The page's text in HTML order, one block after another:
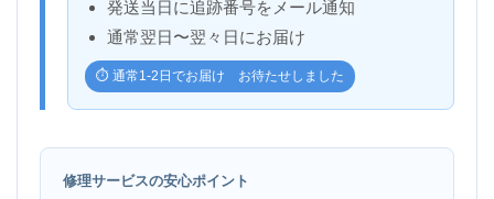
発送当日に追跡番号をメール通知
通常翌日〜翌々日にお届け
⏱️ 通常1-2日でお届け お待たせしました
修理サービスの安心ポイント